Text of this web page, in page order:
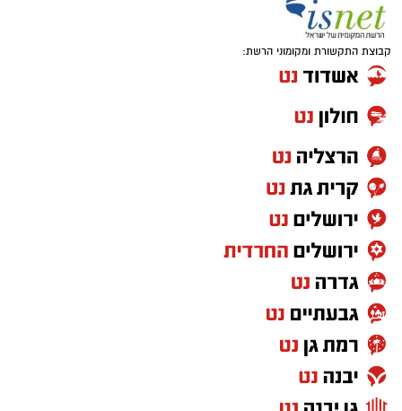
קבוצת התקשורת ומקומוני הרשת: